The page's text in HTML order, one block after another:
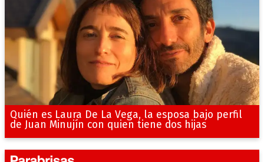
Quién es Laura De La Vega, la esposa bajo perfil
de Juan Minujín con quien tiene dos hijas